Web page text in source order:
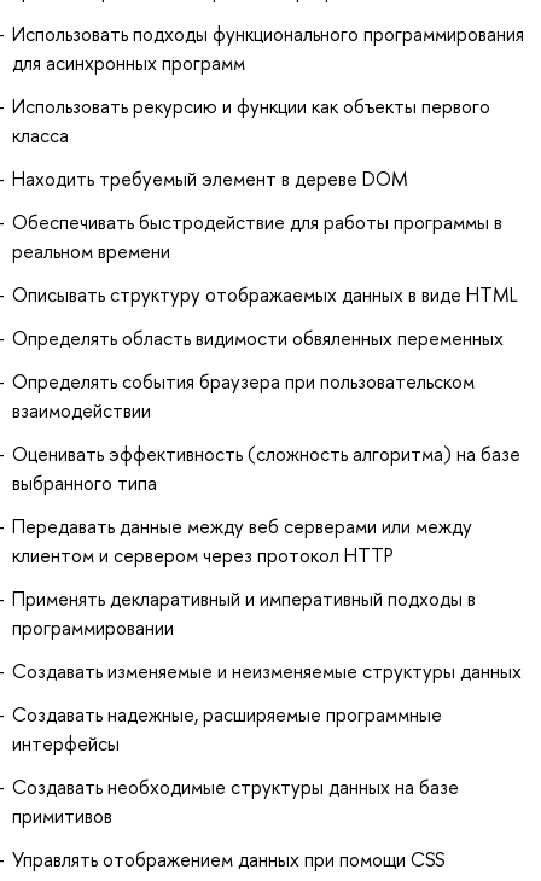
Использовать подходы функционального программирования
для асинхронных программ
Использовать рекурсию и функции как объекты первого
класса
Находить требуемый элемент в дереве DOM
Обеспечивать быстродействие для работы программы в
реальном времени
Описывать структуру отображаемых данных в виде HTML
Определять область видимости обвяленных переменных
Определять события браузера при пользовательском
взаимодействии
Оценивать эффективность (сложность алгоритма) на базе
выбранного типа
Передавать данные между веб серверами или между
клиентом и сервером через протокол HTTP
Применять декларативный и императивный подходы в
программировании
Создавать изменяемые и неизменяемые структуры данных
Создавать надежные, расширяемые программные
интерфейсы
Создавать необходимые структуры данных на базе
примитивов
Управлять отображением данных при помощи CSS